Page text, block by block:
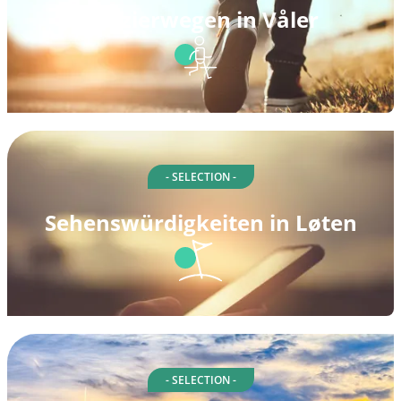
Spazierwegen in Våler
- SELECTION -
Sehenswürdigkeiten in Løten
- SELECTION -